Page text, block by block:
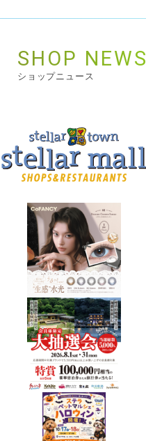
SHOP NEWS
ショップニュース